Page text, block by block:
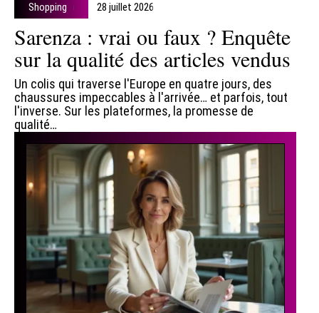
Shopping 28 juillet 2026
Sarenza : vrai ou faux ? Enquête
sur la qualité des articles vendus
Un colis qui traverse l'Europe en quatre jours, des
chaussures impeccables à l'arrivée… et parfois, tout
l'inverse. Sur les plateformes, la promesse de
qualité…